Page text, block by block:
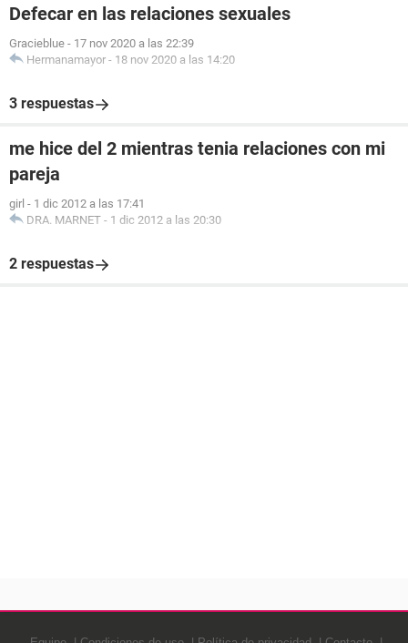
Defecar en las relaciones sexuales
Gracieblue - 17 nov 2020 a las 22:39
Hermanamayor - 18 nov 2020 a las 14:20
3 respuestas
me hice del 2 mientras tenia relaciones con mi
pareja
girl - 1 dic 2012 a las 17:41
DRA. MARNET - 1 dic 2012 a las 20:30
2 respuestas